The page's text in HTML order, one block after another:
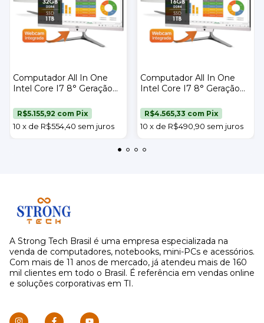
Computador All In One
Intel Core I7 8° Geração
23,8" Strong Tech
10 x de R$554,40 sem juros
R$5.155,92 com Pix
Computador All In One
Intel Core I7 8° Geração
23,8" Strong Tech
10 x de R$490,90 sem juros
R$4.565,33 com Pix
A Strong Tech Brasil é uma empresa especializada na
venda de computadores, notebooks, mini-PCs e acessórios.
Com mais de 11 anos de mercado, já atendeu mais de 160
mil clientes em todo o Brasil. É referência em vendas online
e soluções corporativas em TI.